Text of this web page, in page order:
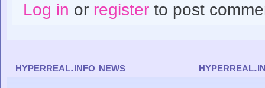
Log in or registerto post
hyperreal.info news